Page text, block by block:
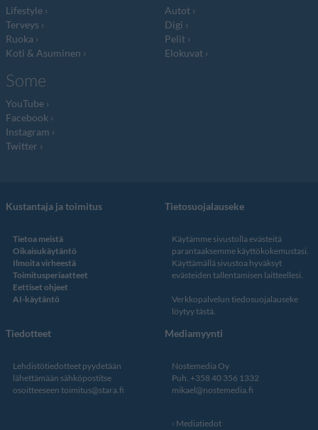
Lifestyle
Terveys
Ruoka
Koti & Asuminen
Autot
Digi
Pelit
Elokuvat
Some
YouTube
Facebook
Instagram
Twitter
Kustantaja ja toimitus
Tietoa meistä
Oikaisukäytäntö
Ilmoita virheestä
Toimitusperiaatteet
Eettiset ohjeet
AI-käytäntö
Tietosuojalauseke
Käytämme sivustolla evästeitä
parantaaksemme käyttökokemustasi.
Käyttämällä sivustoa hyväksyt
evästeiden tallentamisen laitteellesi.
Verkkopalvelun tiedosuojalauseke
löytyy tästä.
Tiedotteet
Lehdistötiedotteet pyydetään
lähettämään sähköpostitse
osoitteeseen toimitus@stara.fi
Mediamyynti
Nostemedia Oy
Puh. +358 40 356 1332
mikael@nostemedia.fi
Mediatiedot